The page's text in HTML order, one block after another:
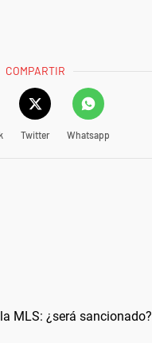
COMPARTIR
Twitter Whatsapp
MLS: ¿será sancionado?